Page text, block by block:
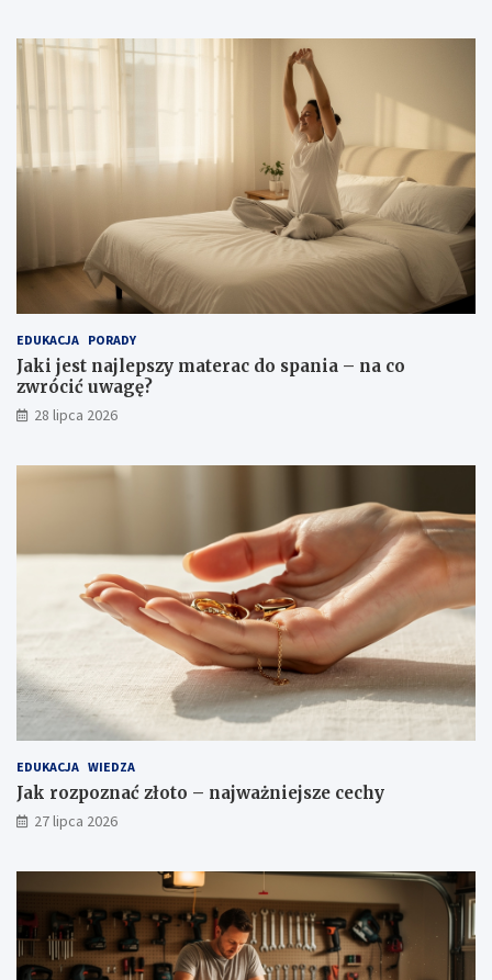
EDUKACJA PORADY
Jaki jest najlepszy materac do spania – na co
zwrócić uwagę?
28 lipca 2026
EDUKACJA WIEDZA
Jak rozpoznać złoto – najważniejsze cechy
27 lipca 2026